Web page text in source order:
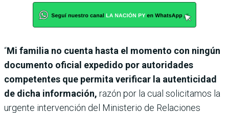
“Mi familia no cuenta hasta el momento con ningún
documento oficial expedido por autoridades
competentes que permita verificar la autenticidad
de dicha información, razón por la cual solicitamos la
urgente intervención del Ministerio de Relaciones